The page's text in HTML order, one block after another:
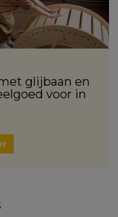
glijbaan en
voor in